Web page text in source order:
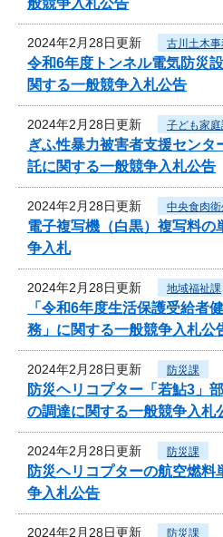
2024年2月28日更新 古川土木
令和6年度トンネル電気防災
関する一般競争入札公告
2024年2月28日更新 子ども家
ぎふ性暴力被害者支援センタ
託に関する一般競争入札公告
2024年2月28日更新 中央食肉
電子複写機（白黒）複写料の
争入札
2024年2月28日更新 地域福祉課
「令和6年度生活保護受給者
務」に関する一般競争入札公
2024年2月28日更新 防災課
防災ヘリコプター「若鮎3」
の調達に関する一般競争入札
2024年2月28日更新 防災課
防災ヘリコプターの航空燃
争入札公告
2024年2月28日更新 防災課